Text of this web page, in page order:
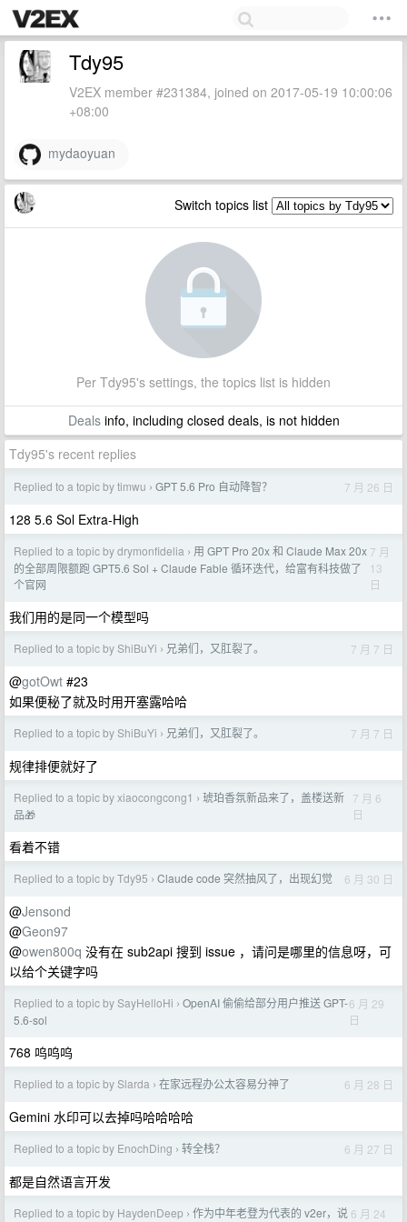
Tdy95
V2EX member #231384, joined on 2017-05-19 10:00:06
+08:00
mydaoyuan
Switch topics list
Per Tdy95's settings, the topics list is hidden
Dealsinfo, including closed deals, is not hidden
Tdy95's recent replies
Replied to a topic by timwu › GPT 5.6 Pro 自动降智？ 7 月 26 日
128 5.6 Sol Extra-High
Replied to a topic by drymonfidelia › 用 GPT Pro 20x 和 Claude Max 20x
的全部周限额跑 GPT5.6 Sol + Claude Fable 循环迭代，给富有科技做了
个官网
7 月
13
日
我们用的是同一个模型吗
Replied to a topic by ShiBuYi › 兄弟们，又肛裂了。 7 月 7 日
@gotOwt #23
如果便秘了就及时用开塞露哈哈
Replied to a topic by ShiBuYi › 兄弟们，又肛裂了。 7 月 7 日
规律排便就好了
Replied to a topic by xiaocongcong1 › 琥珀香氛新品来了，盖楼送新
品🎁
7 月 6
日
看着不错
Replied to a topic by Tdy95 › Claude code 突然抽风了，出现幻觉 6 月 30 日
@Jensond
@Geon97
@owen800q 没有在 sub2api 搜到 issue ，请问是哪里的信息呀，可
以给个关键字吗
Replied to a topic by SayHelloHi › OpenAI 偷偷给部分用户推送 GPT-
5.6-sol
6 月 29
日
768 呜呜呜
Replied to a topic by Slarda › 在家远程办公太容易分神了 6 月 28 日
Gemini 水印可以去掉吗哈哈哈哈
Replied to a topic by EnochDing › 转全栈？ 6 月 27 日
都是自然语言开发
Replied to a topic by HaydenDeep › 作为中年老登为代表的 v2er，说 6 月 24